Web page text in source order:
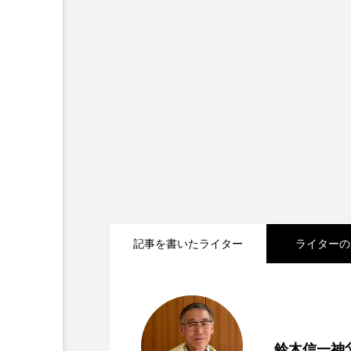
記事を書いたライター ライター
2025.06.17
2025.04.08 パウロはどんな復活祭を